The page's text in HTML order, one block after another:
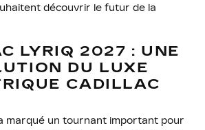
découvrir le futur de la
LYRIQ 2027 : UNE
DU LUXE
CADILLAC
marqué un tournant important pour